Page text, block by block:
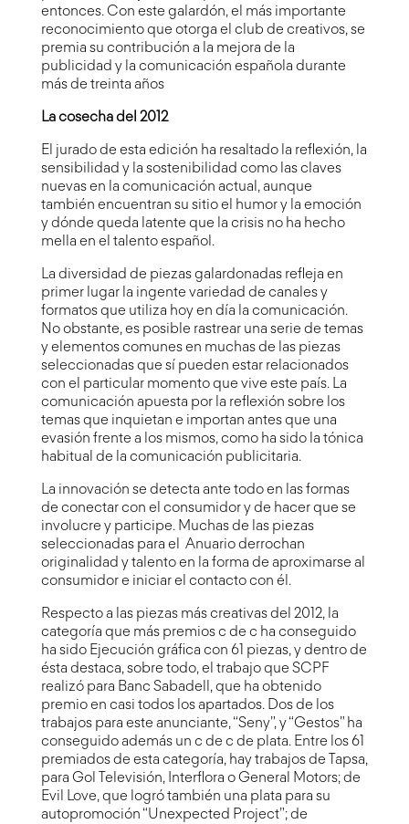
entonces. Con este galardón, el más importante
reconocimiento que otorga el club de creativos, se
premia su contribución a la mejora de la
publicidad y la comunicación española durante
más de treinta años
La cosecha del 2012
El jurado de esta edición ha resaltado la reflexión, la
sensibilidad y la sostenibilidad como las claves
nuevas en la comunicación actual, aunque
también encuentran su sitio el humor y la emoción
y dónde queda latente que la crisis no ha hecho
mella en el talento español.
La diversidad de piezas galardonadas refleja en
primer lugar la ingente variedad de canales y
formatos que utiliza hoy en día la comunicación.
No obstante, es posible rastrear una serie de temas
y elementos comunes en muchas de las piezas
seleccionadas que sí pueden estar relacionados
con el particular momento que vive este país. La
comunicación apuesta por la reflexión sobre los
temas que inquietan e importan antes que una
evasión frente a los mismos, como ha sido la tónica
habitual de la comunicación publicitaria.
La innovación se detecta ante todo en las formas
de conectar con el consumidor y de hacer que se
involucre y participe. Muchas de las piezas
seleccionadas para el Anuario derrochan
originalidad y talento en la forma de aproximarse al
consumidor e iniciar el contacto con él.
Respecto a las piezas más creativas del 2012, la
categoría que más premios c de c ha conseguido
ha sido Ejecución gráfica con 61 piezas, y dentro de
ésta destaca, sobre todo, el trabajo que SCPF
realizó para Banc Sabadell, que ha obtenido
premio en casi todos los apartados. Dos de los
trabajos para este anunciante, “Seny”, y “Gestos” ha
conseguido además un c de c de plata. Entre los 61
premiados de esta categoría, hay trabajos de Tapsa,
para Gol Televisión, Interflora o General Motors; de
Evil Love, que logró también una plata para su
autopromoción “Unexpected Project”; de